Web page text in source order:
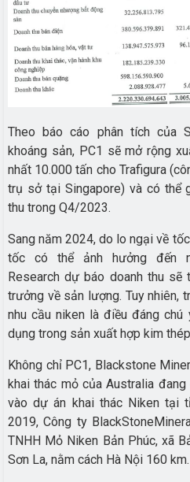
Theo báo cáo phân tích của
khoáng sản, PC1 sẽ mở rộng
nhất 10.000 tấn cho Trafigura
trụ sở tại Singapore) và có thể
thu trong Q4/2023.
Sang năm 2024, do lo ngại về
tốc có thể ảnh hưởng đến
Research dự báo doanh thu sẽ
trưởng về sản lượng. Tuy nhiên,
nhu cầu niken là điều đáng
dụng trong sản xuất hợp kim
Không chỉ PC1, Blackstone
khai thác mỏ của Australia
vào dự án khai thác Niken tại
2019, Công ty
TNHH Mỏ Niken Bản Phúc, xã
Sơn La, nằm cách Hà Nội 160 km.